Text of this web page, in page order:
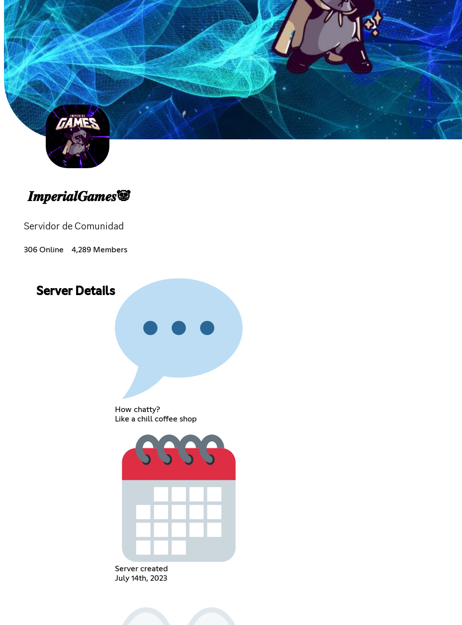
𝑰𝒎𝒑𝒆𝒓𝒊𝒂𝒍𝑮𝒂𝒎𝒆𝒔🐼
Servidor de Comunidad
306 Online 4,289 Members
Server Details
How chatty?
Like a chill coffee shop
Server created
July 14th, 2023